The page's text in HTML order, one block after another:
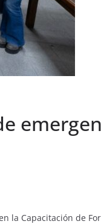
la Capacitación de